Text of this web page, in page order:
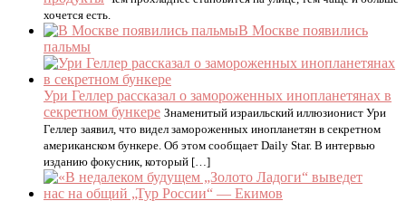
хочется есть.
В Москве появились
пальмы
Ури Геллер рассказал о замороженных инопланетянах в
секретном бункере Знаменитый израильский иллюзионист Ури
Геллер заявил, что видел замороженных инопланетян в секретном
американском бункере. Об этом сообщает Daily Star. В интервью
изданию фокусник, который […]